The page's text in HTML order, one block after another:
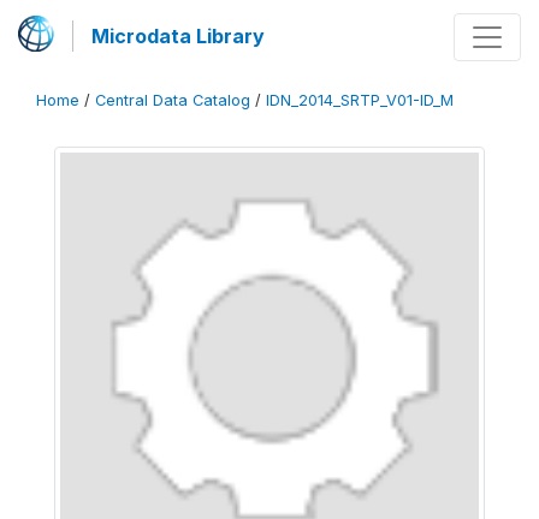
Microdata Library
Home / Central Data Catalog / IDN_2014_SRTP_V01-ID_M